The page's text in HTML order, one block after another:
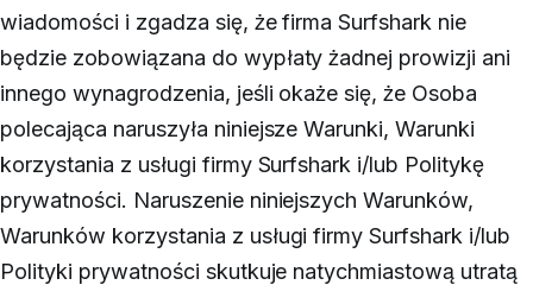
wiadomości i zgadza się, że firma Surfshark nie
będzie zobowiązana do wypłaty żadnej prowizji ani
innego wynagrodzenia, jeśli okaże się, że Osoba
polecająca naruszyła niniejsze Warunki, Warunki
korzystania z usługi firmy Surfshark i/lub Politykę
prywatności. Naruszenie niniejszych Warunków,
Warunków korzystania z usługi firmy Surfshark i/lub
Polityki prywatności skutkuje natychmiastową utratą